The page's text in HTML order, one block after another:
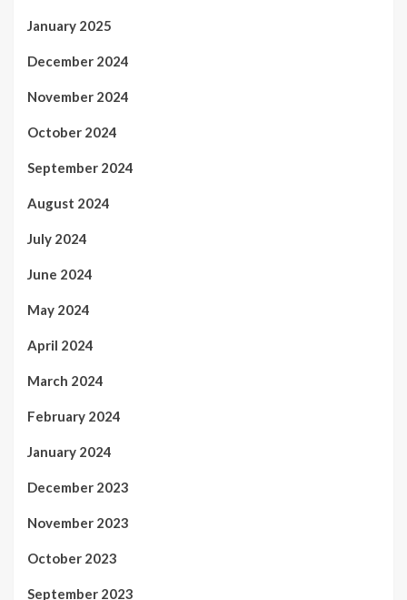
January 2025
December 2024
November 2024
October 2024
September 2024
August 2024
July 2024
June 2024
May 2024
April 2024
March 2024
February 2024
January 2024
December 2023
November 2023
October 2023
September 2023